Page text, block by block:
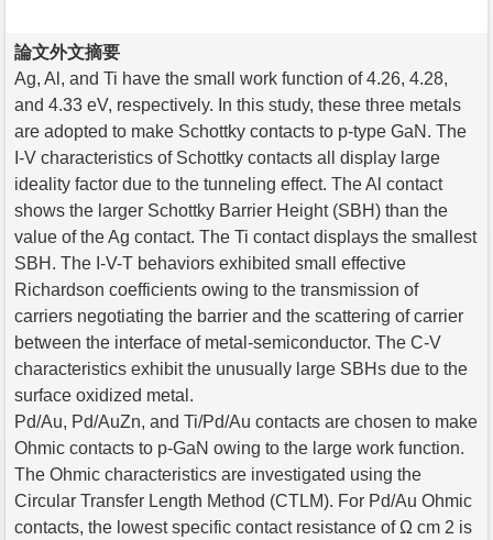
論文外文摘要
Ag, Al, and Ti have the small work function of 4.26, 4.28,
and 4.33 eV, respectively. In this study, these three metals
are adopted to make Schottky contacts to p-type GaN. The
I-V characteristics of Schottky contacts all display large
ideality factor due to the tunneling effect. The Al contact
shows the larger Schottky Barrier Height (SBH) than the
value of the Ag contact. The Ti contact displays the smallest
SBH. The I-V-T behaviors exhibited small effective
Richardson coefficients owing to the transmission of
carriers negotiating the barrier and the scattering of carrier
between the interface of metal-semiconductor. The C-V
characteristics exhibit the unusually large SBHs due to the
surface oxidized metal.
Pd/Au, Pd/AuZn, and Ti/Pd/Au contacts are chosen to make
Ohmic contacts to p-GaN owing to the large work function.
The Ohmic characteristics are investigated using the
Circular Transfer Length Method (CTLM). For Pd/Au Ohmic
contacts, the lowest specific contact resistance of Ω cm 2 is